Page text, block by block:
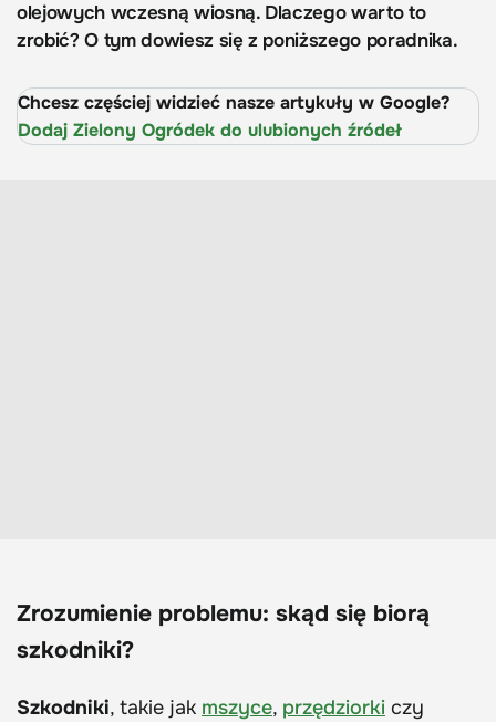
olejowych wczesną wiosną. Dlaczego warto to
zrobić? O tym dowiesz się z poniższego poradnika.
Chcesz częściej widzieć nasze artykuły w Google?
Dodaj Zielony Ogródek do ulubionych źródeł
Zrozumienie problemu: skąd się biorą
szkodniki?
Szkodniki, takie jak mszyce, przędziorki czy